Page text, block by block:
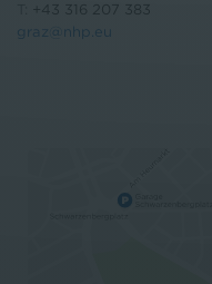
+43 316 207 383
graz@nhp.eu